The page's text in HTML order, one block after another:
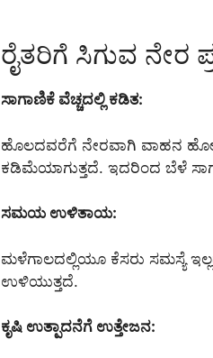
ರೈತರಿಗೆ ಸಿಗುವ ನೇರ
ಸಾಗಾಣಿಕೆ ವೆಚ್ಚದಲ್ಲಿ ಕಡಿತ:
ಹೊಲದವರೆಗೆ ನೇರವಾಗಿ ವಾಹನ
ಕಡಿಮೆಯಾಗುತ್ತದೆ. ಇದರಿಂದ ಬೆಳೆ
ಸಮಯ ಉಳಿತಾಯ:
ಮಳೆಗಾಲದಲ್ಲಿಯೂ ಕೆಸರು ಸಮಸ್ಯೆ
ಉಳಿಯುತ್ತದೆ.
ಕೃಷಿ ಉತ್ಪಾದನೆಗೆ ಉತ್ತೇಜನ: